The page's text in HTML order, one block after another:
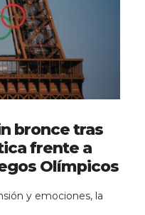
bronce tras
frente a
Olímpicos
y emociones, la